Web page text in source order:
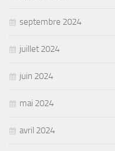
septembre 2024
juillet 2024
juin 2024
mai 2024
avril 2024